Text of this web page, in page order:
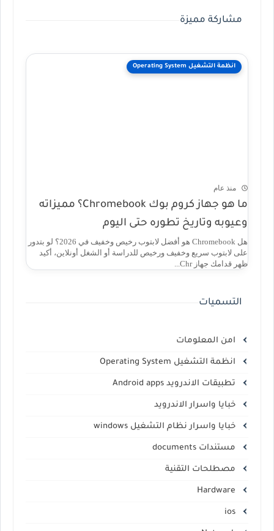
مشاركة مميزة
انظمة التشغيل Operating System
منذ عام
ما هو جهاز كروم بوك Chromebook؟ مميزاته
وعيوبه وتاريخ تطوره حتى اليوم
هل Chromebook هو أفضل لابتوب رخيص وخفيف في 2026؟ لو بتدور
على لابتوب سريع وخفيف ورخيص للدراسة أو الشغل أونلاين، أكيد
ظهر قدامك جهاز Chr...
التسميات
امن المعلومات
انظمة التشغيل Operating System
تطبيقات الاندرويد Android apps
خبايا واسرار الاندرويد
خبايا واسرار نظام التشغيل windows
مستندات documents
مصطلحات التقنية
ios